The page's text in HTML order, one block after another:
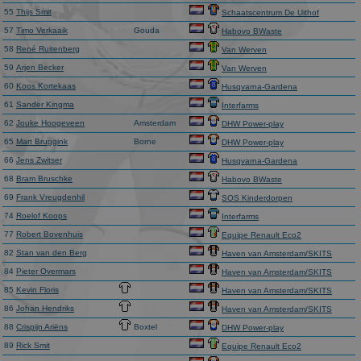
55 Thijs Smit
Schaatscentrum De Uithof
57 Timo Verkaaik Gouda
Habovo BWaste
58 René Ruitenberg
Van Werven
59 Arjen Becker
Van Werven
60 Koos Kortekaas
Husqvarna-Gardena
61 Sander Kingma
Interfarms
62 Jouke Hoogeveen Amsterdam
DHW Power-play
65 Mart Bruggink Borne
DHW Power-play
66 Jens Zwitser
Husqvarna-Gardena
68 Bram Bruschke
Habovo BWaste
69 Frank Vreugdenhil
SOS Kinderdorpen
74 Roelof Koops
Interfarms
77 Robert Bovenhuis
Equipe Renault Eco2
82 Stan van den Berg
Haven van Amsterdam/SKITS
84 Pieter Overmars
Haven van Amsterdam/SKITS
85 Kevin Floris
Haven van Amsterdam/SKITS
86 Johan Hendriks
Haven van Amsterdam/SKITS
88 Crispijn Ariëns Boxtel
DHW Power-play
89 Rick Smit
Equipe Renault Eco2
bezoekers de website gebruiken, bijv. analytische
cookies. Deze cookies kunnen niet worden gebruikt om
een bepaalde bezoeker direct te identificeren.
Aanbieder/
Domein
Vervaldatum
_ga
Google LLC
.schaatspeloton.nl
1 jaar 1
maand
This cookie
with Google
Analytics -
update to
more
commonly
analytics
service. This
cookie is
to
distinguish
unique users
by assigning
generated
client